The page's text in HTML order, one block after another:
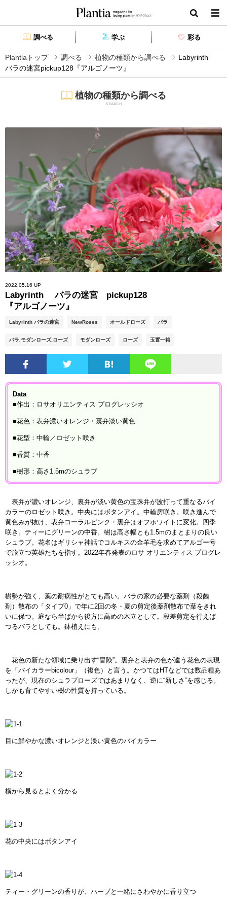
調べる 学ぶ 彩る
Plantiaトップ 調べる 植物の種類から調べる
Labyrinth
バラの迷宮pickup128『アルゴノーツ』
植物の種類から調べる
SEARCH
2022.05.16 UP
Labyrinth バラの迷宮 pickup128
『アルゴノーツ』
Labyrinth バラの迷宮 NewRoses オールドローズ バラ
バラ.モダンローズ.ローズ モダンローズ ローズ 玉置一裕
Data
■作出：ロサオリエンティス プログレッシオ
■花色：表弁濃いオレンジ・裏弁淡い黄色
■花型：中輪／ロゼット咲き
■香質：中香
■樹形：高さ1.5mのシュラブ
表弁が濃いオレンジ、裏弁が淡い黄色の宝珠弁が波打って重なるバイ
カラーのロゼット咲き。中央にはボタンアイ。中輪房咲き。咲き進んで
黄色みが抜け、表弁コーラルピンク・裏弁はオフホワイトに変化。四季
咲き。ティーにグリーンの中香。樹は高さ幅とも1.5mのまとまりの良い
シュラブ。花名はギリシャ神話でコルキスの金羊毛を求めてアルゴー号
で旅立つ英雄たちを指す。2022年春発表のロサ オリエンティス プログレ
ッシオ。
樹勢が強く、葉の耐病性がとても高い。バラの家の必要な薬剤（殺菌
剤）散布の「タイプ0」で年に2回の冬・夏の剪定後薬剤散布で葉をきれ
いに保つ。庭なら半ばから後方に高めの木立として。段差剪定を行えば
つるバラとしても。鉢植えにも。
花色の新たな領域に乗り出す“冒険”。裏弁と表弁の色が違う花色の表現
を「バイカラーbicolour」（複色）と言う。かつてはHTなどでは数品種あ
ったが、現在のシュラブローズではあまりなく、逆に“新しさ”を感じる。
しかも育てやすい樹の性質を持っている。
目に鮮やかな濃いオレンジと淡い黄色のバイカラー
横から見るとよく分かる
花の中央にはボタンアイ
ティー・グリーンの香りが、ハーブと一緒にさわやかに香り立つ